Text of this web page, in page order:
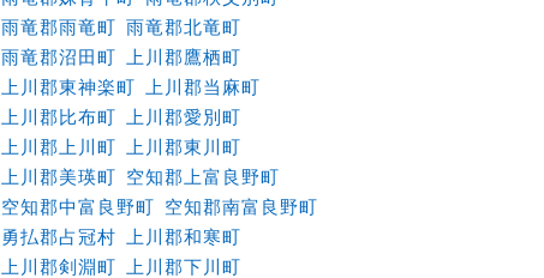
雨竜郡雨竜町 雨竜郡北竜町
雨竜郡沼田町
上川郡鷹栖町
上川郡東神楽町
上川郡当麻町
上川郡比布町
上川郡愛別町
上川郡上川町
上川郡東川町
上川郡美瑛町 空知郡上富良野町
空知郡中富良野町 空知郡南富良野町
勇払郡占冠村
上川郡和寒町
上川郡剣淵町
上川郡下川町